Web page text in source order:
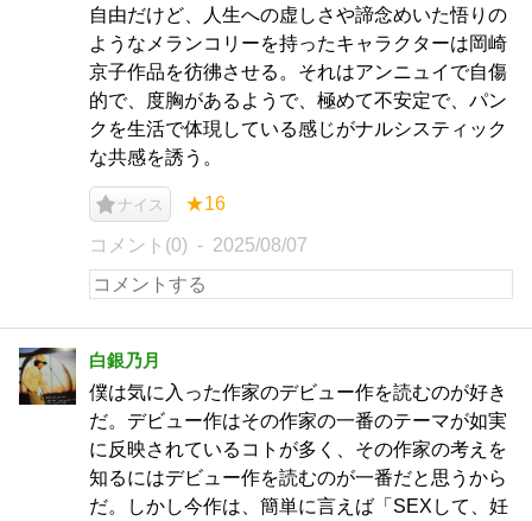
自由だけど、人生への虚しさや諦念めいた悟りの
ようなメランコリーを持ったキャラクターは岡崎
京子作品を彷彿させる。それはアンニュイで自傷
的で、度胸があるようで、極めて不安定で、パン
クを生活で体現している感じがナルシスティック
な共感を誘う。
ナイス ★16
コメント(0) 2025/08/07
白銀乃月
僕は気に入った作家のデビュー作を読むのが好き
だ。デビュー作はその作家の一番のテーマが如実
に反映されているコトが多く、その作家の考えを
知るにはデビュー作を読むのが一番だと思うから
だ。しかし今作は、簡単に言えば「SEXして、妊